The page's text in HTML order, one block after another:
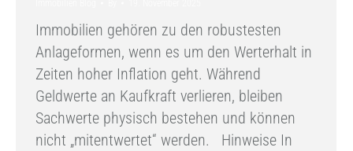
Immobilien gehören zu den robustesten
Anlageformen, wenn es um den Werterhalt in
Zeiten hoher Inflation geht. Während
Geldwerte an Kaufkraft verlieren, bleiben
Sachwerte physisch bestehen und können
nicht „mitentwertet“ werden. Hinweise In